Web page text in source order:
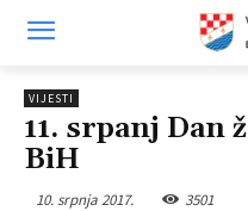
VIJESTI
11. srpanj Dan
BiH
10. srpnja 2017. 3501